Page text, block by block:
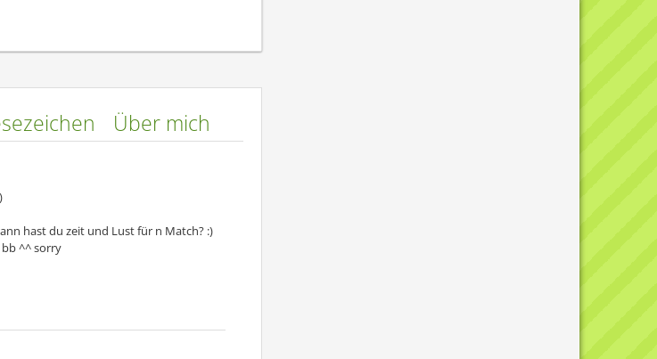
Über mich
hast du zeit und Lust für n Match? :)
^^ sorry